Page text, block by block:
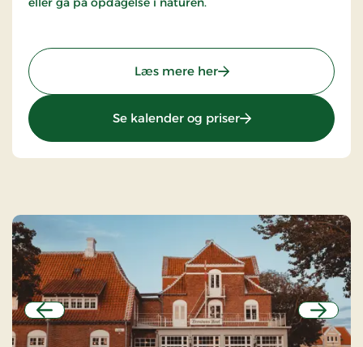
Læs mere her: Strandhotellet
Se kalender og priser: Strandhotellet
Forrige Næste